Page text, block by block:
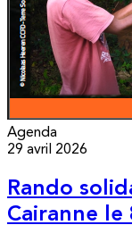
Agenda
29 avril 2026
Rando
Cairanne le